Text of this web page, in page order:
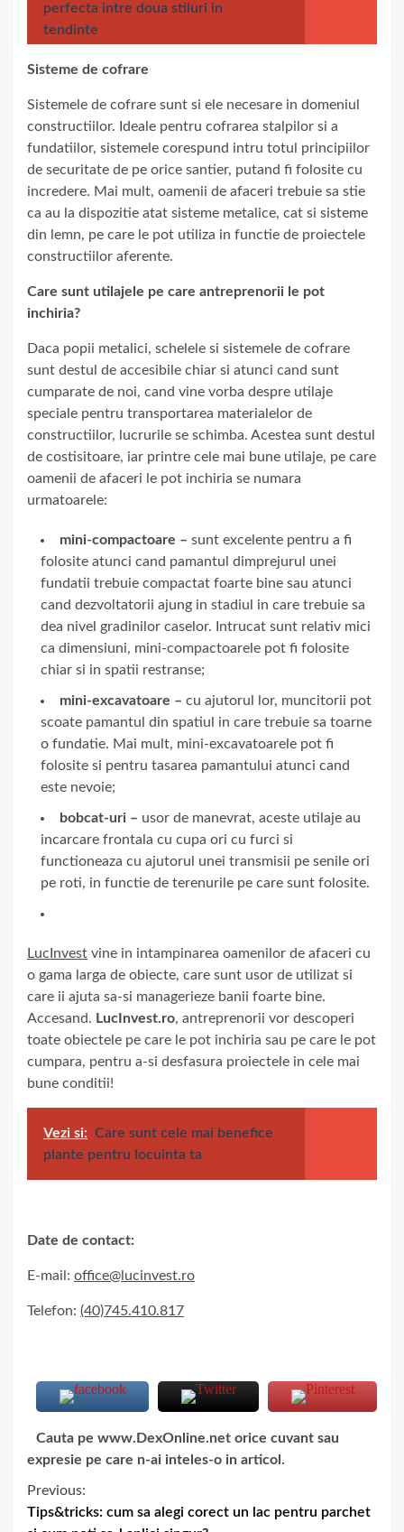
perfecta intre doua stiluri in
tendinte
Sisteme de cofrare
Sistemele de cofrare sunt si ele necesare in domeniul
constructiilor. Ideale pentru cofrarea stalpilor si a
fundatiilor, sistemele corespund intru totul principiilor
de securitate de pe orice santier, putand fi folosite cu
incredere. Mai mult, oamenii de afaceri trebuie sa stie
ca au la dispozitie atat sisteme metalice, cat si sisteme
din lemn, pe care le pot utiliza in functie de proiectele
constructiilor aferente.
Care sunt utilajele pe care antreprenorii le pot
inchiria?
Daca popii metalici, schelele si sistemele de cofrare
sunt destul de accesibile chiar si atunci cand sunt
cumparate de noi, cand vine vorba despre utilaje
speciale pentru transportarea materialelor de
constructiilor, lucrurile se schimba. Acestea sunt destul
de costisitoare, iar printre cele mai bune utilaje, pe care
oamenii de afaceri le pot inchiria se numara
urmatoarele:
mini-compactoare – sunt excelente pentru a fi
folosite atunci cand pamantul dimprejurul unei
fundatii trebuie compactat foarte bine sau atunci
cand dezvoltatorii ajung in stadiul in care trebuie sa
dea nivel gradinilor caselor. Intrucat sunt relativ mici
ca dimensiuni, mini-compactoarele pot fi folosite
chiar si in spatii restranse;
mini-excavatoare – cu ajutorul lor, muncitorii pot
scoate pamantul din spatiul in care trebuie sa toarne
o fundatie. Mai mult, mini-excavatoarele pot fi
folosite si pentru tasarea pamantului atunci cand
este nevoie;
bobcat-uri – usor de manevrat, aceste utilaje au
incarcare frontala cu cupa ori cu furci si
functioneaza cu ajutorul unei transmisii pe senile ori
pe roti, in functie de terenurile pe care sunt folosite.
LucInvest vine in intampinarea oamenilor de afaceri cu
o gama larga de obiecte, care sunt usor de utilizat si
care ii ajuta sa-si managerieze banii foarte bine.
Accesand. LucInvest.ro, antreprenorii vor descoperi
toate obiectele pe care le pot inchiria sau pe care le pot
cumpara, pentru a-si desfasura proiectele in cele mai
bune conditii!
Vezi si: Care sunt cele mai benefice
plante pentru locuinta ta
Date de contact:
E-mail: office@lucinvest.ro
Telefon: (40)745.410.817
Cauta pe www.DexOnline.net orice cuvant sau
expresie pe care n-ai inteles-o in articol.
Previous:
Tips&tricks: cum sa alegi corect un lac pentru parchet